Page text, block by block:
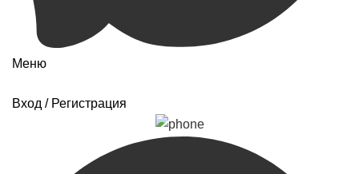
Меню
Вход / Регистрация